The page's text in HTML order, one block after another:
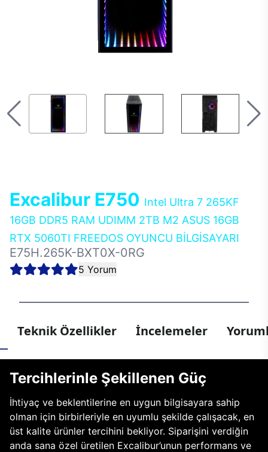
Excalibur E750 Intel Ultra 7 265KF
16GB DDR5 RAM UDIMM 2TB M2 ASUS 16GB
RTX 5060TI FREEDOS OYUNCU BİLGİSAYARI
E75H.265K-BXT0X-0RG
5 Yorum
Teknik Özellikler İncelemeler
Tercihlerinle Şekillenen Güç
İhtiyaç ve beklentilerine en uygun bilgisayara sahip
olman için birbirleriyle en uyumlu şekilde çalışacak, en
üst kalite ürünler tercihini bekliyor. Siparişini verdiğin
anda sana özel üretilen Excalibur’unun performans ve